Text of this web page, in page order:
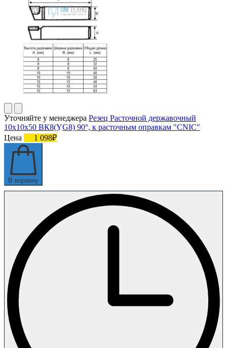
Уточняйте у менеджера Резец Расточной державочный
10х10х50 ВК8(YG8) 90°, к расточным оправкам "CNIC"
Цена
1 098₽
В корзину